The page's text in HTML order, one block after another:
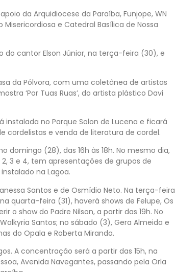
da Arquidiocese da Paraíba, Funjope, WN
e Catedral Basílica de Nossa
do cantor Elson Júnior, na terça-feira (30), e
da Pólvora, com uma coletânea de artistas
‘Por Tuas Ruas’, do artista plástico Davi
instalada no Parque Solon de Lucena e ficará
e venda de literatura de cordel.
(28), das 16h às 18h. No mesmo dia,
3 e 4, tem apresentações de grupos de
na Lagoa.
Santos e de Osmídio Neto. Na terça-feira
quarta-feira (31), haverá shows de Felupe, Os
o show do Padre Nilson, a partir das 19h. No
Santos; no sábado (3), Gera Almeida e
do Opala e Roberta Miranda.
A concentração será a partir das 15h, na
Avenida Navegantes, passando pela Orla